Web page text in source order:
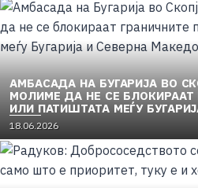
АМБАСАДА НА БУГАРИЈА ВО
МОЛИМЕ ДА НЕ СЕ БЛОКИРААТ
ИЛИ ПАТИШТАТА МЕЃУ
МАКЕДОНИЈА
18.06.2026